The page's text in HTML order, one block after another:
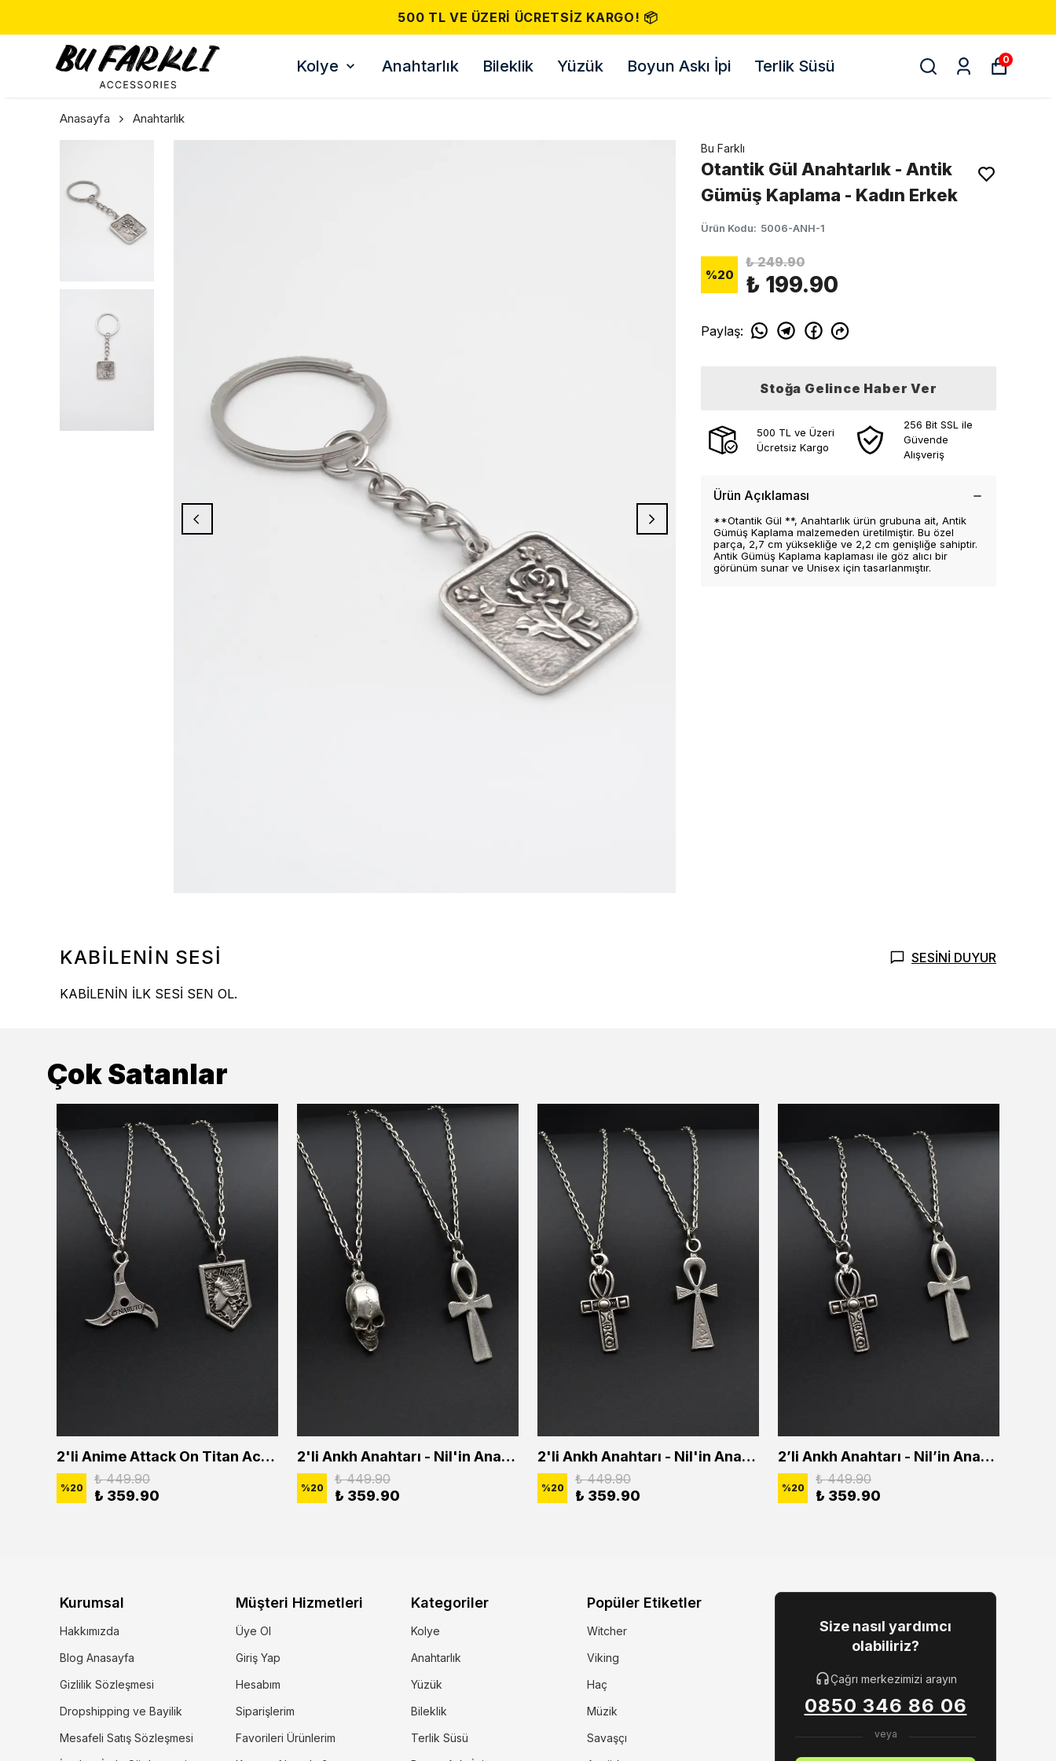
500 TL VE ÜZERI ÜCRETSIZ KARGO! 📦
Kolye Anahtarlık Bileklik Yüzük Boyun Askı İpi Terlik Süsü 0
Anasayfa Anahtarlık
Bu Farklı
Otantik Gül Anahtarlık - Antik
Gümüş Kaplama - Kadın Erkek
Ürün Kodu: 5006-ANH-1
%20
₺ 249.90
₺ 199.90
Paylaş:
Stoğa Gelince Haber Ver
500 TL ve Üzeri
Ücretsiz Kargo
256 Bit SSL ile
Güvende
Alışveriş
Ürün Açıklaması
**Otantik Gül **, Anahtarlık ürün grubuna ait, Antik
Gümüş Kaplama malzemeden üretilmiştir. Bu özel
parça, 2,7 cm yüksekliğe ve 2,2 cm genişliğe sahiptir.
Antik Gümüş Kaplama kaplaması ile göz alıcı bir
görünüm sunar ve Unisex için tasarlanmıştır.
KABİLENİN SESİ SESİNİ DUYUR
KABİLENİN İLK SESİ SEN OL.
Çok Satanlar
2'li Anime Attack On Titan Acrylic Maria Anime Naruto Erkek Kadın Kolye Seti
%20
₺ 449.90
₺ 359.90
2'li Ankh Anahtarı - Nil'in Anahtarı - Kuru Kafa Erkek Kadın Kolye Seti
%20
₺ 449.90
₺ 359.90
2'li Ankh Anahtarı - Nil'in Anahtarı Erkek Kadın Kolye Seti
%20
₺ 449.90
₺ 359.90
2’li Ankh Anahtarı - Nil’in Anahtarı Erkek Kadın Kolye Seti
%20
₺ 449.90
₺ 359.90
Kurumsal
Hakkımızda
Blog Anasayfa
Gizlilik Sözleşmesi
Dropshipping ve Bayilik
Mesafeli Satış Sözleşmesi
Müşteri Hizmetleri
Üye Ol
Giriş Yap
Hesabım
Siparişlerim
Favorileri Ürünlerim
Kategoriler
Kolye
Anahtarlık
Yüzük
Bileklik
Terlik Süsü
Popüler Etiketler
Witcher
Viking
Haç
Müzik
Savaşçı
Size nasıl yardımcı
olabiliriz?
Çağrı merkezimizi arayın
0850 346 86 06